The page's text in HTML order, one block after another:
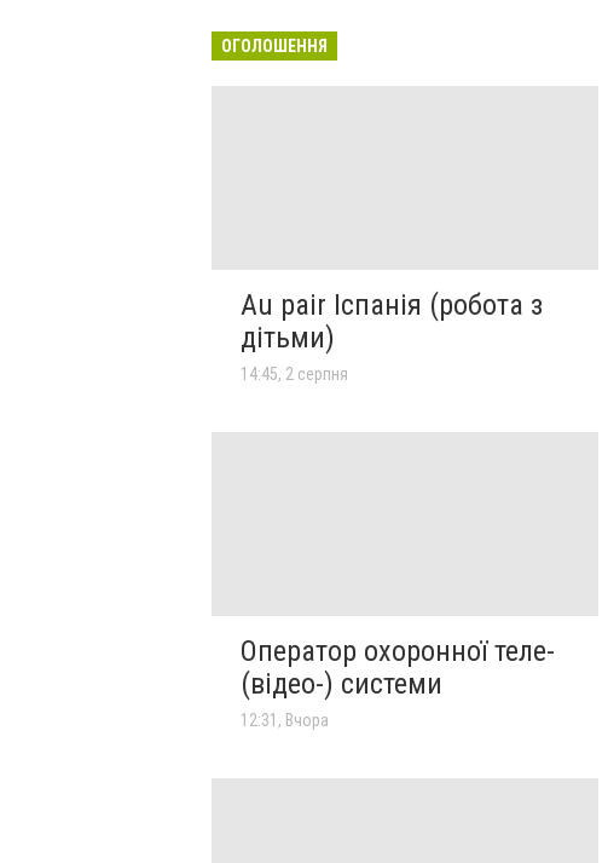
ОГОЛОШЕННЯ
Au pair Іспанія (робота з
дітьми)
14:45, 2 серпня
Оператор охоронної теле-
(відео-) системи
12:31, Вчора